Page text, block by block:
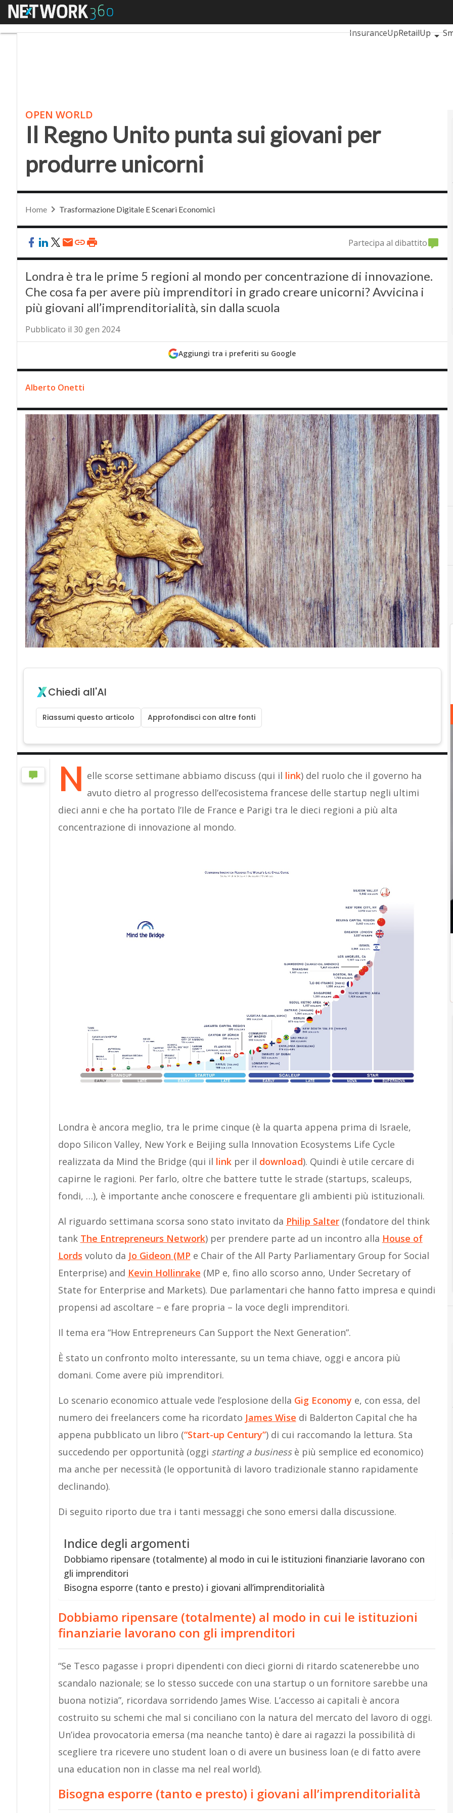
Menu
InsuranceUpRetailUp
OPEN WORLD
Il Regno Unito punta sui giovani per
produrre unicorni
Home Trasformazione Digitale E Scenari Economici
Partecipa al dibattito
Londra è tra le prime 5 regioni al mondo per concentrazione di innovazione.
Che cosa fa per avere più imprenditori in grado creare unicorni? Avvicina i
più giovani all’imprenditorialità, sin dalla scuola
Pubblicato il 30 gen 2024
Aggiungi tra i preferiti su Google
Alberto Onetti
Chiedi all'AI
Riassumi questo articolo Approfondisci con altre fonti
N elle scorse settimane abbiamo discuss (qui il link) del ruolo che il governo ha
avuto dietro al progresso dell’ecosistema francese delle startup negli ultimi
dieci anni e che ha portato l’Ile de France e Parigi tra le dieci regioni a più alta
concentrazione di innovazione al mondo.
Londra è ancora meglio, tra le prime cinque (è la quarta appena prima di Israele,
dopo Silicon Valley, New York e Beijing sulla Innovation Ecosystems Life Cycle
realizzata da Mind the Bridge (qui il linkper il download). Quindi è utile cercare di
capirne le ragioni. Per farlo, oltre che battere tutte le strade (startups, scaleups,
fondi, …), è importante anche conoscere e frequentare gli ambienti più istituzionali.
Al riguardo settimana scorsa sono stato invitato da Philip Salter(fondatore del think
tank The Entrepreneurs Network) per prendere parte ad un incontro alla House of
Lords voluto da Jo Gideon (MP e Chair of the All Party Parliamentary Group for Social
Enterprise) and Kevin Hollinrake (MP e, fino allo scorso anno, Under Secretary of
State for Enterprise and Markets). Due parlamentari che hanno fatto impresa e quindi
propensi ad ascoltare – e fare propria – la voce degli imprenditori.
Il tema era “How Entrepreneurs Can Support the Next Generation”.
È stato un confronto molto interessante, su un tema chiave, oggi e ancora più
domani. Come avere più imprenditori.
Lo scenario economico attuale vede l’esplosione della Gig Economy e, con essa, del
numero dei freelancers come ha ricordato James Wise di Balderton Capital che ha
appena pubblicato un libro (“Start-up Century”) di cui raccomando la lettura. Sta
succedendo per opportunità (oggi starting a businessè più semplice ed economico)
ma anche per necessità (le opportunità di lavoro tradizionale stanno rapidamente
declinando).
Di seguito riporto due tra i tanti messaggi che sono emersi dalla discussione.
Indice degli argomenti
Dobbiamo ripensare (totalmente) al modo in cui le istituzioni finanziarie lavorano con
gli imprenditori
Bisogna esporre (tanto e presto) i giovani all’imprenditorialità
Dobbiamo ripensare (totalmente) al modo in cui le istituzioni
finanziarie lavorano con gli imprenditori
“Se Tesco pagasse i propri dipendenti con dieci giorni di ritardo scatenerebbe uno
scandalo nazionale; se lo stesso succede con una startup o un fornitore sarebbe una
buona notizia”, ricordava sorridendo James Wise. L’accesso ai capitali è ancora
costruito su schemi che mal si conciliano con la natura del mercato del lavoro di oggi.
Un’idea provocatoria emersa (ma neanche tanto) è dare ai ragazzi la possibilità di
scegliere tra ricevere uno student loan o di avere un business loan (e di fatto avere
una education non in classe ma nel real world).
Bisogna esporre (tanto e presto) i giovani all’imprenditorialità